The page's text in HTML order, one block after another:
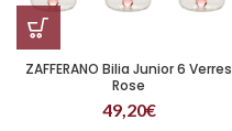
ZAFFERANO Bilia Junior 6 Verres
Rose
49,20€